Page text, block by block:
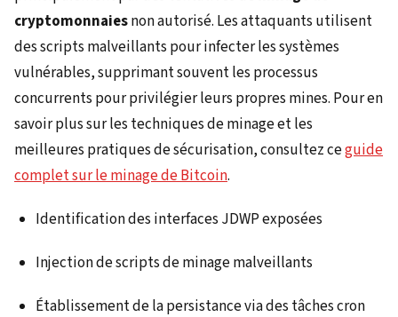
cryptomonnaiesnon autorisé. Les attaquants utilisent
des scripts malveillants pour infecter les systèmes
vulnérables, supprimant souvent les processus
concurrents pour privilégier leurs propres mines. Pour en
savoir plus sur les techniques de minage et les
meilleures pratiques de sécurisation, consultez ceguide
complet sur le minage de Bitcoin.
Identification des interfaces JDWP exposées
Injection de scripts de minage malveillants
Établissement de la persistance via des tâches cron